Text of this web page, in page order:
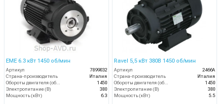
EME 6.3 кВт 1450 об/мин
Артикул
7899032
Страна-производитель
Италия
1450
Электропитание (В)
380
Мощность (кВт)
6.3
Ravel 5,5 кВт 380B 1450 об/мин
Артикул
2466A
Страна-производитель
Италия
1450
Электропитание (В)
380
Мощность (кВт)
5.5